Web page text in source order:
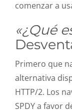
comenzar a
«¿Qué
Primero que
alternativa
HTTP/2. Los
SPDY a favor